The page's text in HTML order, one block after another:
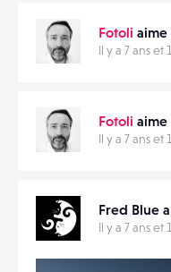
Fotoli
Il y a 7 ans et
Fotoli
Il y a 7 ans et
Fred Blue
Il y a 7 ans et